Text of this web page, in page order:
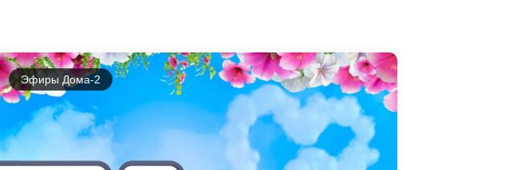
Эфиры Дома-2